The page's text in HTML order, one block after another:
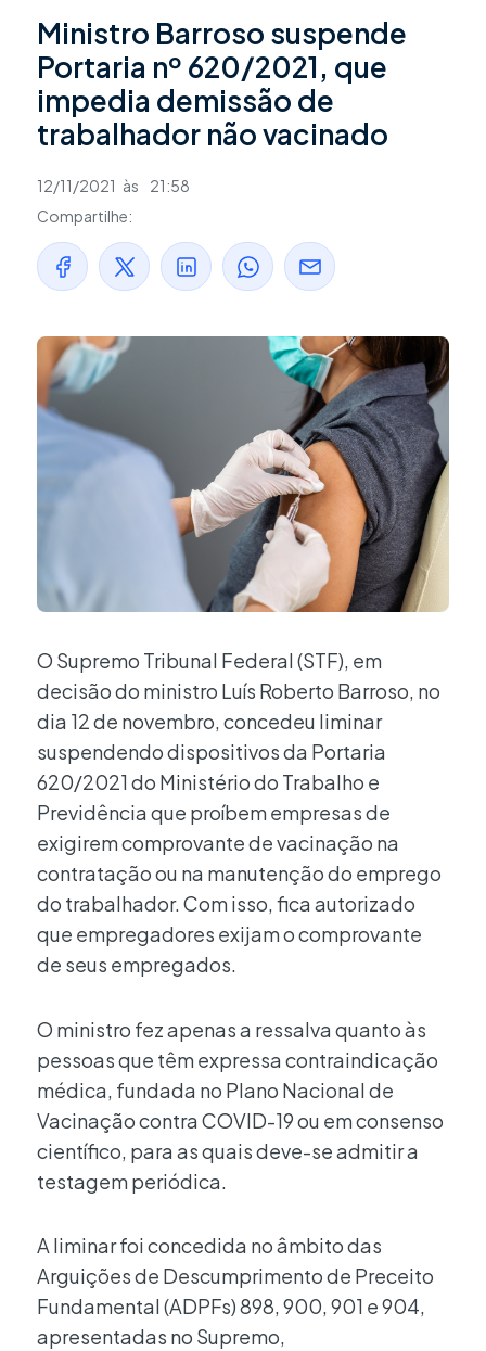
Ministro Barroso suspende
Portaria nº 620/2021, que
impedia demissão de
trabalhador não vacinado
12/11/2021 às
21:58
Compartilhe:
O Supremo Tribunal Federal (STF), em
decisão do ministro Luís Roberto Barroso, no
dia 12 de novembro, concedeu liminar
suspendendo dispositivos da Portaria
620/2021 do Ministério do Trabalho e
Previdência que proíbem empresas de
exigirem comprovante de vacinação na
contratação ou na manutenção do emprego
do trabalhador. Com isso, fica autorizado
que empregadores exijam o comprovante
de seus empregados.
O ministro fez apenas a ressalva quanto às
pessoas que têm expressa contraindicação
médica, fundada no Plano Nacional de
Vacinação contra COVID-19 ou em consenso
científico, para as quais deve-se admitir a
testagem periódica.
A liminar foi concedida no âmbito das
Arguições de Descumprimento de Preceito
Fundamental (ADPFs) 898, 900, 901 e 904,
apresentadas no Supremo,